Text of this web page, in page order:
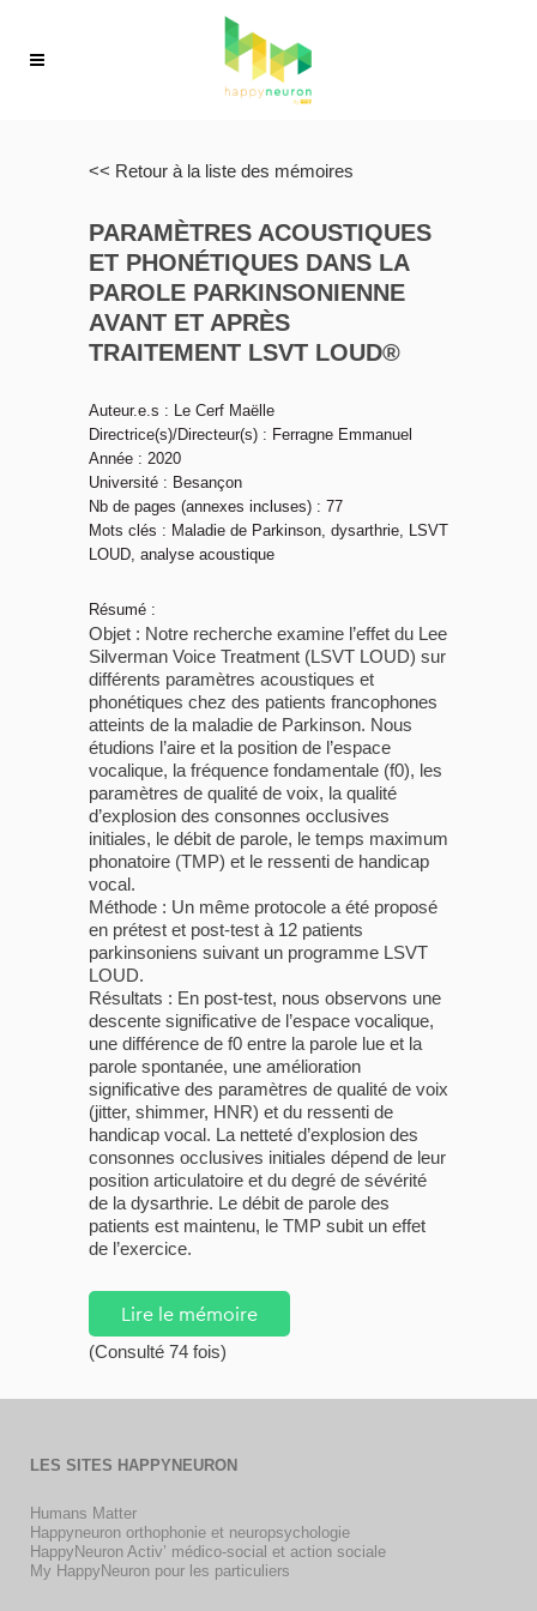
<< Retour à la liste des mémoires
PARAMÈTRES ACOUSTIQUES
ET PHONÉTIQUES DANS LA
PAROLE PARKINSONIENNE
AVANT ET APRÈS
TRAITEMENT LSVT LOUD®
Auteur.e.s : Le Cerf Maëlle
Directrice(s)/Directeur(s) : Ferragne Emmanuel
Année : 2020
Université : Besançon
Nb de pages (annexes incluses) : 77
Mots clés : Maladie de Parkinson, dysarthrie, LSVT
LOUD, analyse acoustique
Résumé :
Objet : Notre recherche examine l’effet du Lee
Silverman Voice Treatment (LSVT LOUD) sur
différents paramètres acoustiques et
phonétiques chez des patients francophones
atteints de la maladie de Parkinson. Nous
étudions l’aire et la position de l’espace
vocalique, la fréquence fondamentale (f0), les
paramètres de qualité de voix, la qualité
d’explosion des consonnes occlusives
initiales, le débit de parole, le temps maximum
phonatoire (TMP) et le ressenti de handicap
vocal.
Méthode : Un même protocole a été proposé
en prétest et post-test à 12 patients
parkinsoniens suivant un programme LSVT
LOUD.
Résultats : En post-test, nous observons une
descente significative de l’espace vocalique,
une différence de f0 entre la parole lue et la
parole spontanée, une amélioration
significative des paramètres de qualité de voix
(jitter, shimmer, HNR) et du ressenti de
handicap vocal. La netteté d’explosion des
consonnes occlusives initiales dépend de leur
position articulatoire et du degré de sévérité
de la dysarthrie. Le débit de parole des
patients est maintenu, le TMP subit un effet
de l’exercice.
Lire le mémoire
(Consulté 74 fois)
LES SITES HAPPYNEURON
Humans Matter
Happyneuron orthophonie et neuropsychologie
HappyNeuron Activ’ médico-social et action sociale
My HappyNeuron pour les particuliers